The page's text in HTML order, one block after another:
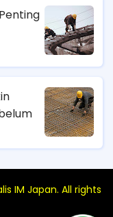
IM Japan. All rights